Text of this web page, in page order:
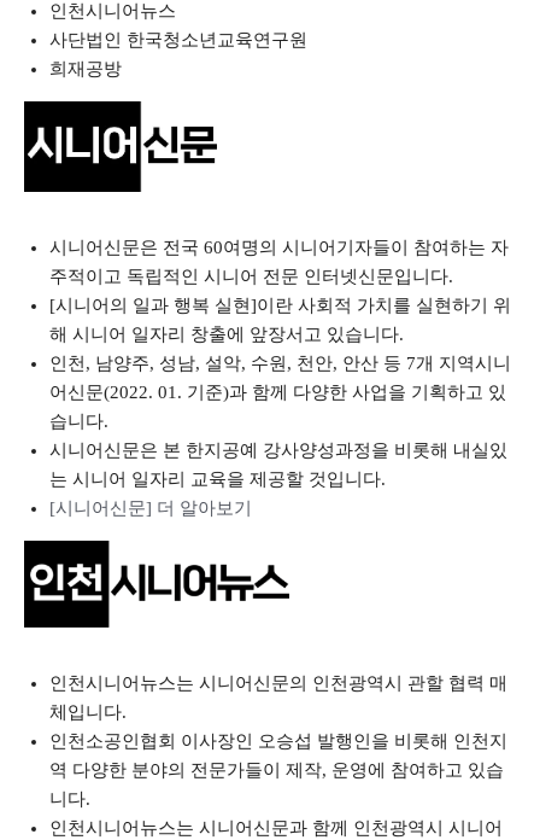
인천시니어뉴스
사단법인 한국청소년교육연구원
희재공방
시니어신문은 전국 60여명의 시니어기자들이 참여하는 자
주적이고 독립적인 시니어 전문 인터넷신문입니다.
[시니어의 일과 행복 실현]이란 사회적 가치를 실현하기 위
해 시니어 일자리 창출에 앞장서고 있습니다.
인천, 남양주, 성남, 설악, 수원, 천안, 안산 등 7개 지역시니
어신문(2022. 01. 기준)과 함께 다양한 사업을 기획하고 있
습니다.
시니어신문은 본 한지공예 강사양성과정을 비롯해 내실있
는 시니어 일자리 교육을 제공할 것입니다.
[시니어신문] 더 알아보기
인천시니어뉴스는 시니어신문의 인천광역시 관할 협력 매
체입니다.
인천소공인협회 이사장인 오승섭 발행인을 비롯해 인천지
역 다양한 분야의 전문가들이 제작, 운영에 참여하고 있습
니다.
인천시니어뉴스는 시니어신문과 함께 인천광역시 시니어